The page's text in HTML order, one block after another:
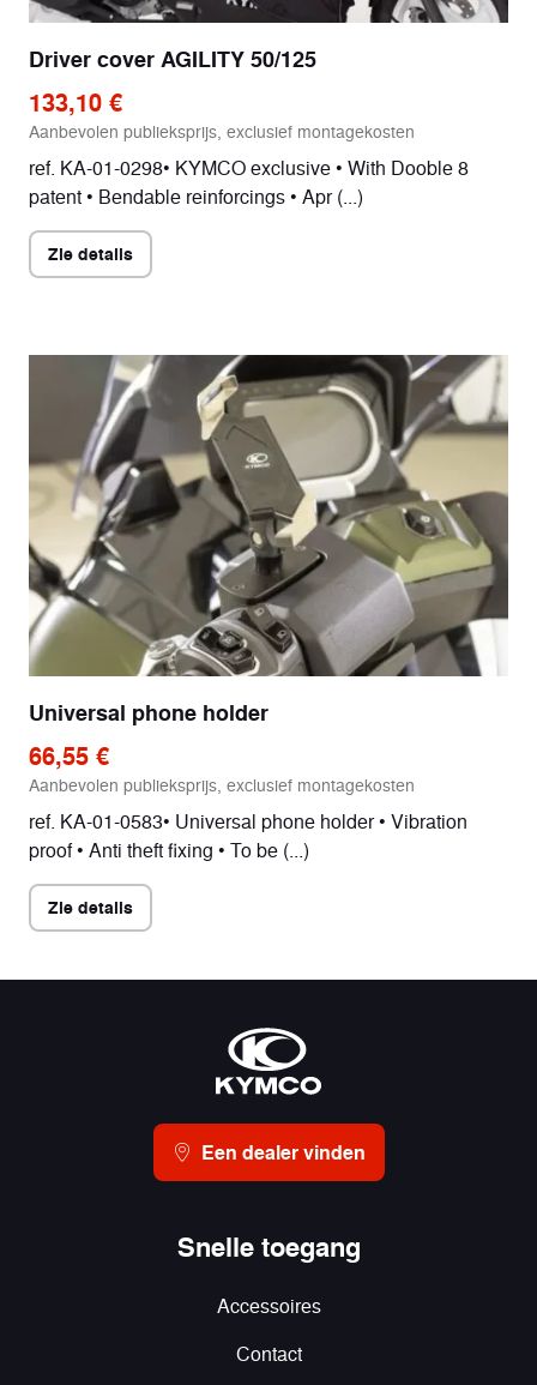
Driver cover AGILITY 50/125
133,10 €
Aanbevolen publieksprijs, exclusief montagekosten
ref. KA-01-0298• KYMCO exclusive • With Dooble 8
patent • Bendable reinforcings • Apr (...)
Zie details
Universal phone holder
66,55 €
Aanbevolen publieksprijs, exclusief montagekosten
ref. KA-01-0583• Universal phone holder • Vibration
proof • Anti theft fixing • To be (...)
Zie details
Een dealer vinden
Snelle toegang
Accessoires
Contact